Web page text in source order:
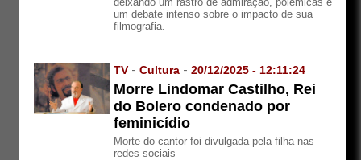
um debate intenso sobre o impacto de sua
filmografia.
TV -Cultura -20/12/2025 - 12:11:24
Morre Lindomar Castilho, Rei
do Bolero condenado por
feminicídio
Morte do cantor foi divulgada pela filha nas
redes sociais